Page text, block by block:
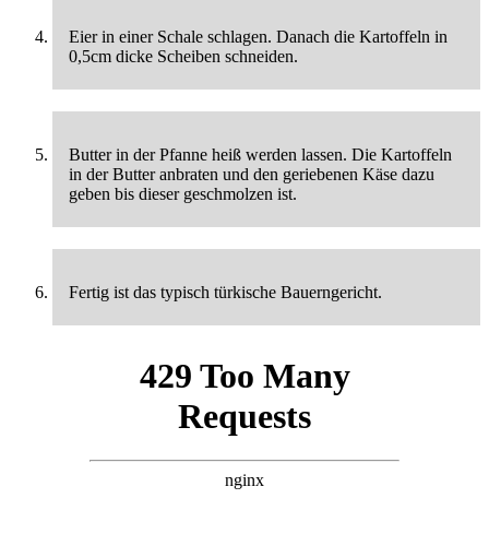
Eier in einer Schale schlagen. Danach die Kartoffeln in
0,5cm dicke Scheiben schneiden.
Butter in der Pfanne heiß werden lassen. Die Kartoffeln
in der Butter anbraten und den geriebenen Käse dazu
geben bis dieser geschmolzen ist.
Fertig ist das typisch türkische Bauerngericht.